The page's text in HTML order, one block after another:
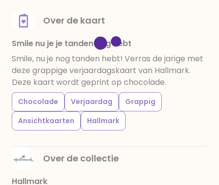
voedingszuur: citroenzuur E 330, verdikkingsmiddel
E415, water, bevochtigingsmiddel E422, emulgator:
E433, kleurstoffen: E102, E110, E122: kan de activiteit en
concentratie van kinderen negatief beïnvloeden,
E133, E151. Chocolade bevat ten minste 34%
cacaobestanddelen. Kan sporen van gluten
bevatten. Koel en droog bewaren.
Over de kaart
Smile nu je je tanden nog hebt
Smile, nu je nog tanden hebt! Verras de jarige met
deze grappige verjaardagskaart van Hallmark.
Deze kaart wordt geprint op chocolade.
Chocolade Verjaardag
Grappig
Ansichtkaarten
Hallmark
Over de collectie
Hallmark